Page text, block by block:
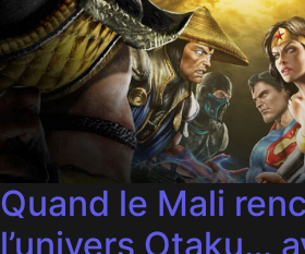
Quand le Mali
l’univers Otaku…